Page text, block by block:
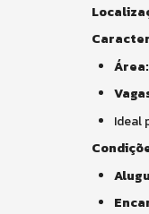
Área:
Ideal